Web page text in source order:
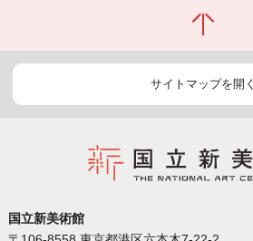
サイトマップを開く
国立新美術館